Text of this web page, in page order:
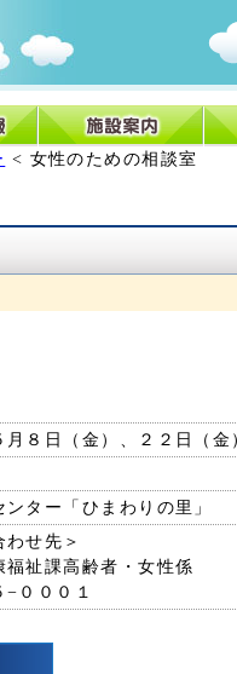
< 女性のための相談室
月８日（金）、２２日（金
ター「ひまわりの里」
わせ先＞
福祉課高齢者・女性係
０００１